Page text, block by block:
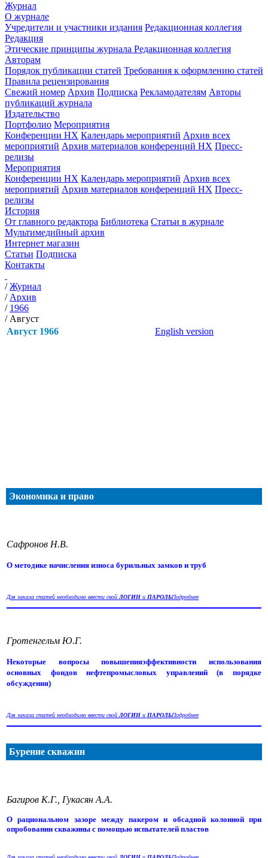
Журнал
О журнале
Учредители и участники издания Редакционная коллегия
Редакция
Этические принципы журнала Редакционная коллегия
Авторам
Порядок публикации статей Требования к оформлению статей
Правила рецензирования
Свежий номер Архив Подписка Рекламодателям Авторы
публикаций журнала
Издательство
Портфолио Мероприятия
Конференции НХ Календарь мероприятий Архив всех
мероприятий Архив материалов конференций НХ Пресс-
релизы
Мероприятия
Конференции НХ Календарь мероприятий Архив всех
мероприятий Архив материалов конференций НХ Пресс-
релизы
История
От главного редактора Библиотека Статьи в журнале
Мультимедийный архив
Интернет магазин
Статьи Подписка
Контакты
/Журнал
/ Архив
/ 1966
/ Август
Август 1966
English version
Экономика и право
Сафронов Н.В.
О методике начисления износа бурильных замков и труб
Для заказа статей необходимо ввести свойЛОГИН и ПАРОЛЬПодробнее
Гротенгельм Ю.Г.
Некоторые вопросы повышенияэффективности использования
основных фондов нефтепромысловых управлений (в порядке
обсуждения)
Для заказа статей необходимо ввести свойЛОГИН и ПАРОЛЬПодробнее
Бурение скважин
Багиров К.Г., Гукасян А.А.
О рациональном зазоре между пакером и обсадной колонной при
опробовании скважины с помощью испытателей пластов